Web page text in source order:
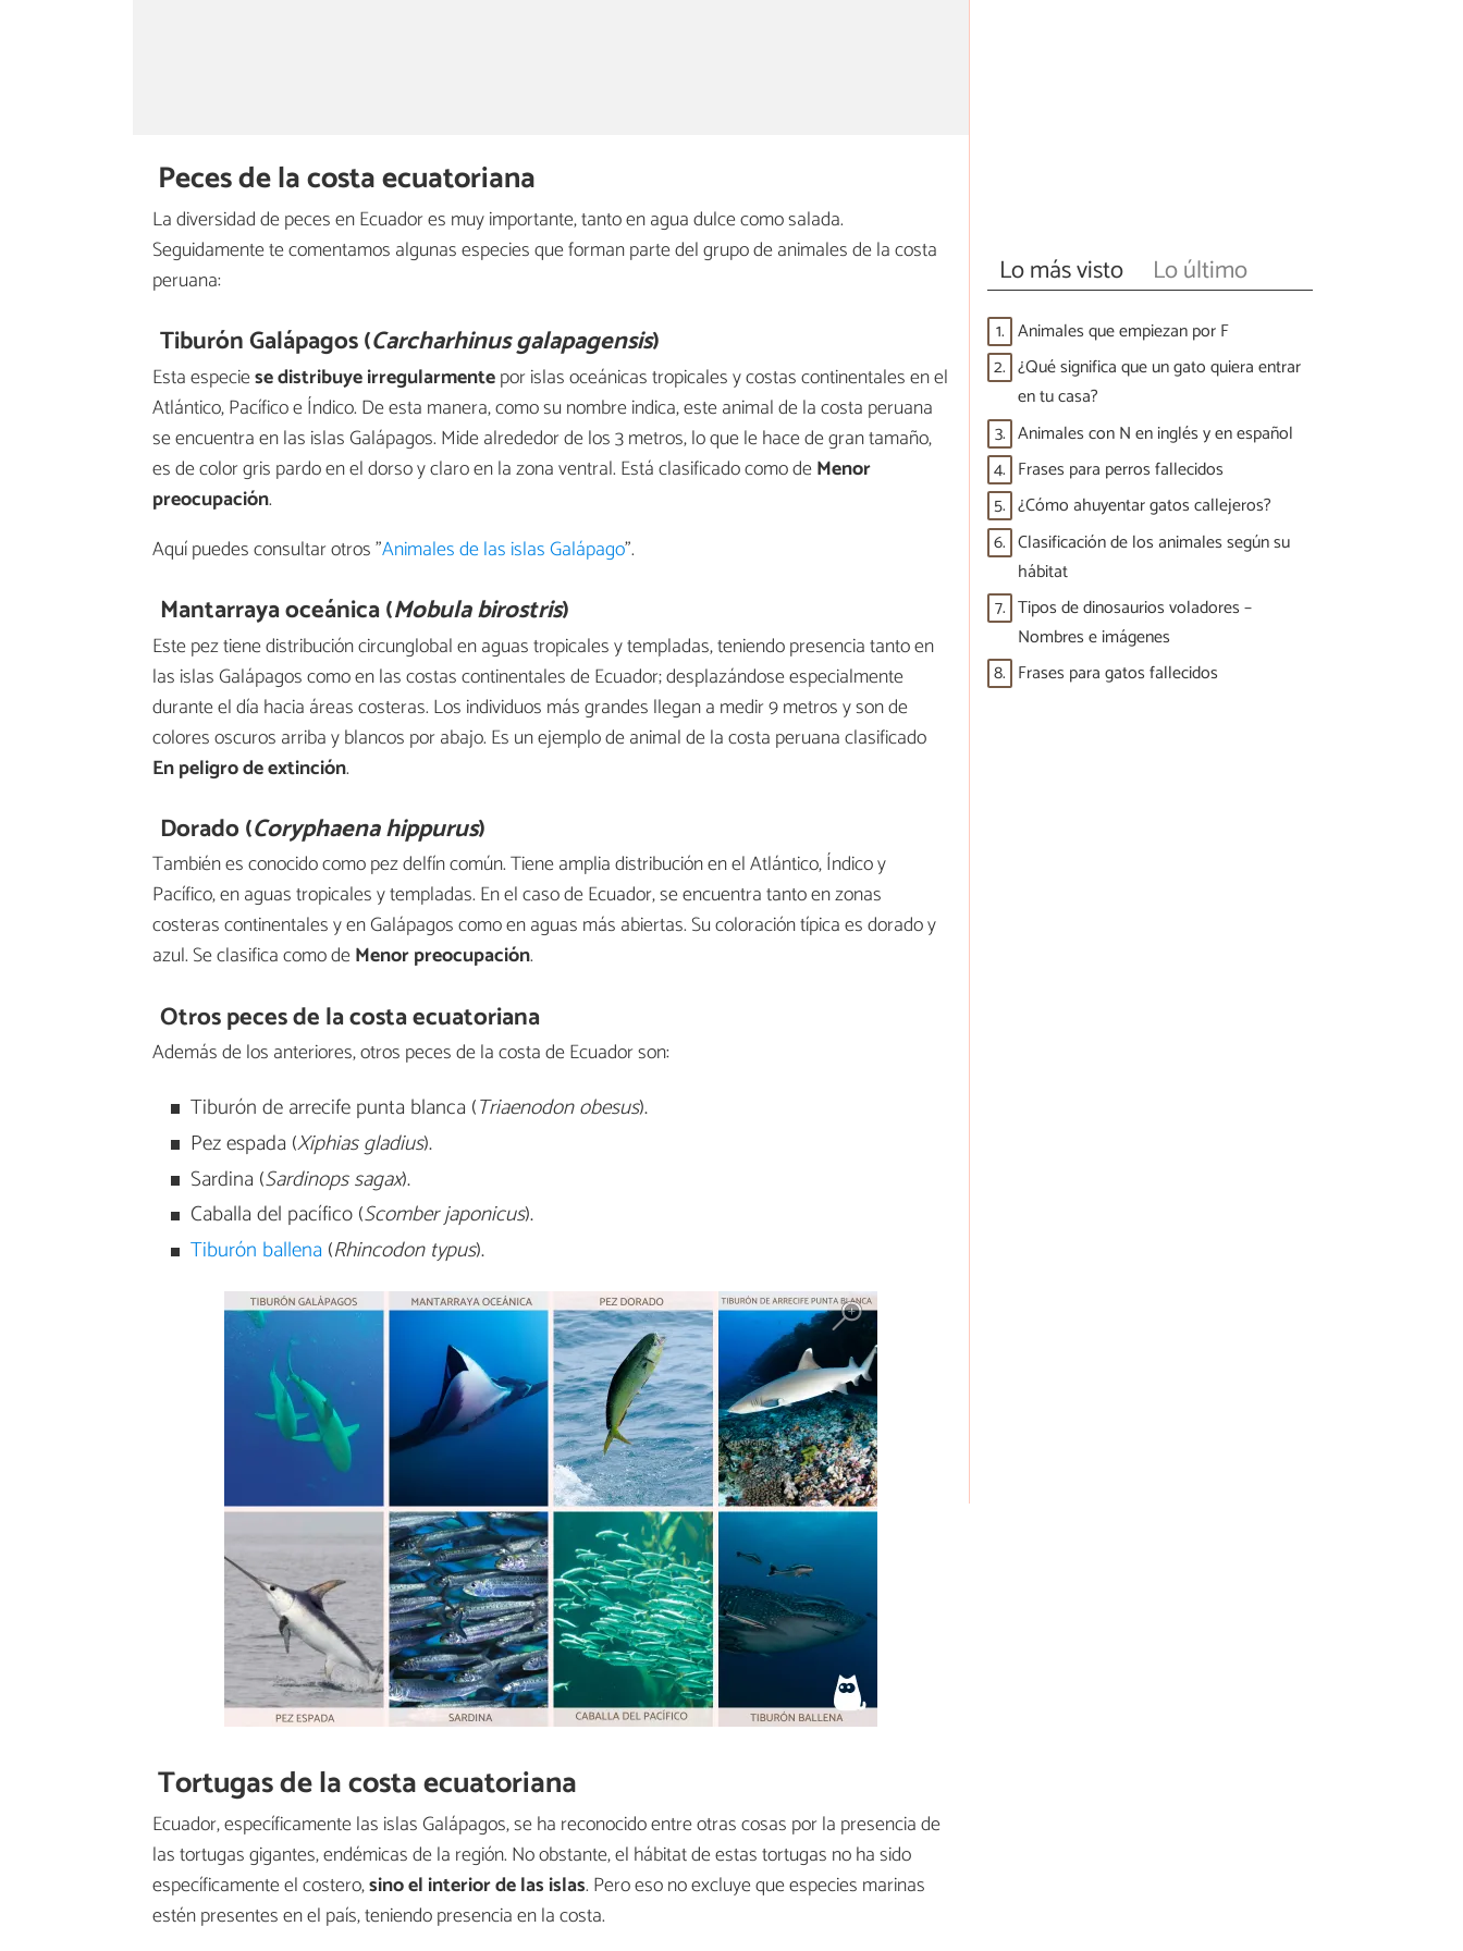
Peces de la costa ecuatoriana
La diversidad de peces en Ecuador es muy importante, tanto en agua dulce como salada.
Seguidamente te comentamos algunas especies que forman parte del grupo de animales de la costa
peruana:
Tiburón Galápagos (Carcharhinus galapagensis)
Esta especiese distribuye irregularmentepor islas oceánicas tropicales y costas continentales en el
Atlántico, Pacífico e Índico. De esta manera, como su nombre indica, este animal de la costa peruana
se encuentra en las islas Galápagos. Mide alrededor de los 3 metros, lo que le hace de gran tamaño,
es de color gris pardo en el dorso y claro en la zona ventral. Está clasificado como deMenor
preocupación.
Aquí puedes consultar otros "Animales de las islas Galápago".
Mantarraya oceánica (Mobula birostris)
Este pez tiene distribución circunglobal en aguas tropicales y templadas, teniendo presencia tanto en
las islas Galápagos como en las costas continentales de Ecuador; desplazándose especialmente
durante el día hacia áreas costeras. Los individuos más grandes llegan a medir 9 metros y son de
colores oscuros arriba y blancos por abajo. Es un ejemplo de animal de la costa peruana clasificado
En peligro de extinción.
Dorado (Coryphaena hippurus)
También es conocido como pez delfín común. Tiene amplia distribución en el Atlántico, Índico y
Pacífico, en aguas tropicales y templadas. En el caso de Ecuador, se encuentra tanto en zonas
costeras continentales y en Galápagos como en aguas más abiertas. Su coloración típica es dorado y
azul. Se clasifica como deMenor preocupación.
Otros peces de la costa ecuatoriana
Además de los anteriores, otros peces de la costa de Ecuador son:
Tiburón de arrecife punta blanca (Triaenodon obesus).
Pez espada (Xiphias gladius).
Sardina (Sardinops sagax).
Caballa del pacífico (Scomber japonicus).
Tiburón ballena (Rhincodon typus).
Tortugas de la costa ecuatoriana
Ecuador, específicamente las islas Galápagos, se ha reconocido entre otras cosas por la presencia de
las tortugas gigantes, endémicas de la región. No obstante, el hábitat de estas tortugas no ha sido
específicamente el costero,sino el interior de las islas. Pero eso no excluye que especies marinas
estén presentes en el país, teniendo presencia en la costa.
Lo más visto Lo último
1. Animales que empiezan por F
2. ¿Qué significa que un gato quiera entrar
en tu casa?
3. Animales con N en inglés y en español
4. Frases para perros fallecidos
5. ¿Cómo ahuyentar gatos callejeros?
6. Clasificación de los animales según su
hábitat
7. Tipos de dinosaurios voladores –
Nombres e imágenes
8. Frases para gatos fallecidos